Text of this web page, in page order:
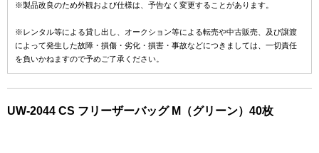
※製品改良のため外観および仕様は、予告なく変更することがあります。
※レンタル等による貸し出し、オークション等による転売や中古販売、及び譲渡
によって発生した故障・損傷・劣化・損害・事故などにつきましては、一切責任
を負いかねますので予めご了承ください。
UW-2044 CS フリーザーバッグ M（グリーン）40枚